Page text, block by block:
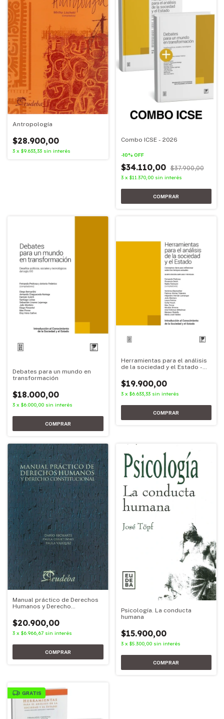
Antropología
$28.900,00
3 x $9.633,33 sin interés
Combo ICSE - 2026
-10% OFF
$34.110,00 $37.900,00
3 x $11.370,00 sin interés
Debates para un mundo en
transformación
$18.000,00
3 x $6.000,00 sin interés
Herramientas para el análisis
de la sociedad y el Estado -
$19.900,00
3 x $6.633,33 sin interés
Manual práctico de Derechos
Humanos y Derecho
$20.900,00
3 x $6.966,67 sin interés
Psicología. La conducta
humana
$15.900,00
3 x $5.300,00 sin interés
GRATIS